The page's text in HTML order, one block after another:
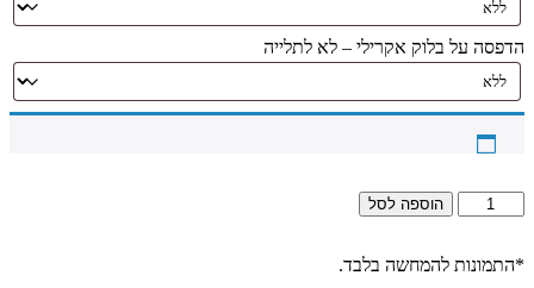
הדפסה על בלוק אקרילי – לא לתלייה
כמות
של
-
הוספה לסל
*התמונות להמחשה בלבד.